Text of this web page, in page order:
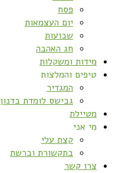
פסח
יום העצמאות
שבועות
חג האהבה
מידות ומשקלות
טיפים והמלצות
המגדיר
גבישס לומדת בדנון
מטיילת
מי אני
קצת עלי
בתקשורת וברשת
צרו קשר